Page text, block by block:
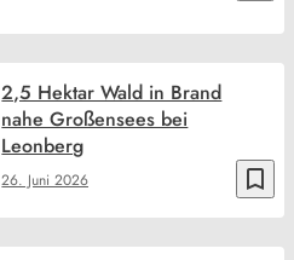
bookmark_border
26. Juni 2026
2,5 Hektar Wald in Brand
nahe Großensees bei
Leonberg